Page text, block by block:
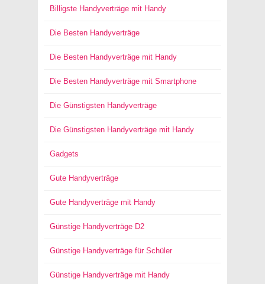
Billigste Handyverträge mit Handy
Die Besten Handyverträge
Die Besten Handyverträge mit Handy
Die Besten Handyverträge mit Smartphone
Die Günstigsten Handyverträge
Die Günstigsten Handyverträge mit Handy
Gadgets
Gute Handyverträge
Gute Handyverträge mit Handy
Günstige Handyverträge D2
Günstige Handyverträge für Schüler
Günstige Handyverträge mit Handy